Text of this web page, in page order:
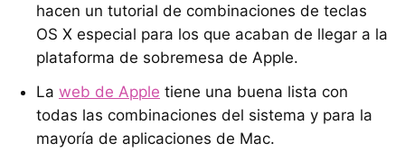
hacen un tutorial de combinaciones de teclas
OS X especial para los que acaban de llegar a la
plataforma de sobremesa de Apple.
La web de Apple tiene una buena lista con
todas las combinaciones del sistema y para la
mayoría de aplicaciones de Mac.